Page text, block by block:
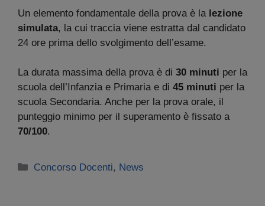
Un elemento fondamentale della prova è la lezione
simulata, la cui traccia viene estratta dal candidato
24 ore prima dello svolgimento dell’esame.
La durata massima della prova è di 30 minuti per la
scuola dell’Infanzia e Primaria e di 45 minuti per la
scuola Secondaria. Anche per la prova orale, il
punteggio minimo per il superamento è fissato a
70/100.
Categorie
Concorso Docenti, News